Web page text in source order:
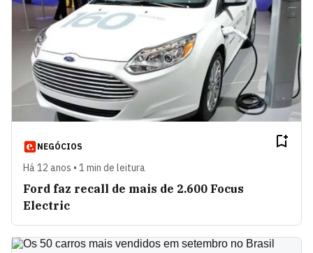
NEGÓCIOS
Há 12 anos • 1 min de leitura
Ford faz recall de mais de 2.600 Focus
Electric